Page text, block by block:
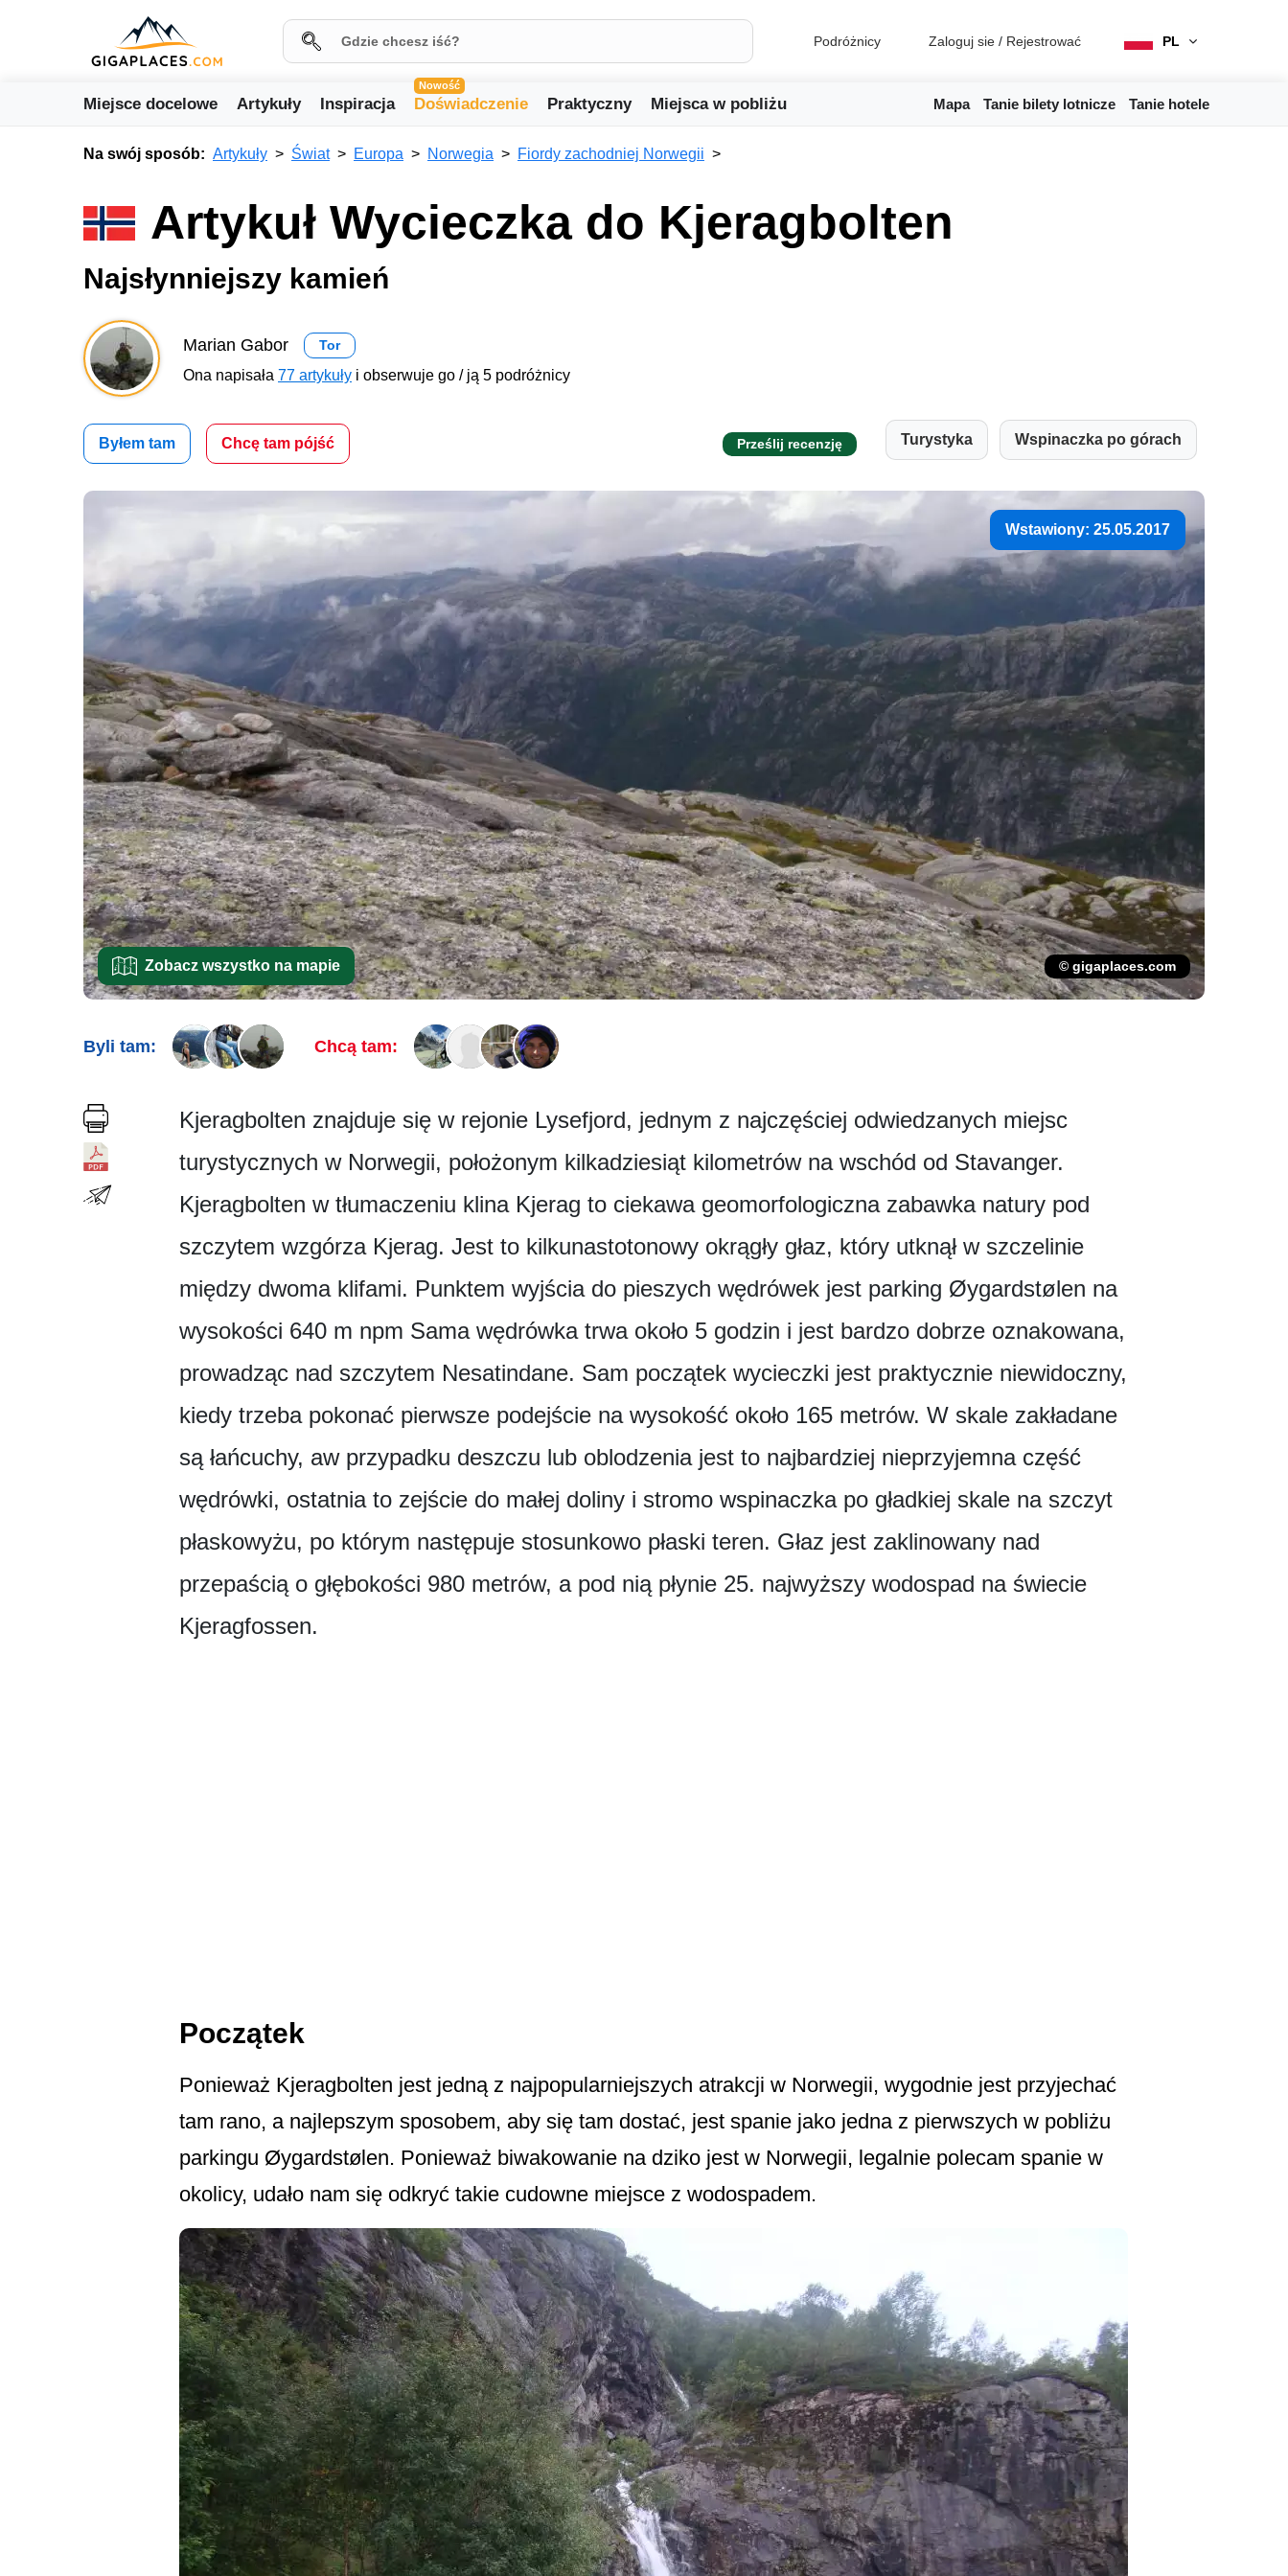
Podróżnicy Zaloguj sie / Rejestrować PL
Miejsce docelowe Artykuły Inspiracja
Nowość
Doświadczenie Praktyczny Miejsca w pobliżu Mapa Tanie bilety lotnicze Tanie hotele
Na swój sposób: Artykuły Świat Europa Norwegia Fiordy zachodniej Norwegii
Artykuł Wycieczka do Kjeragbolten
Najsłynniejszy kamień
Marian Gabor Tor
Ona napisała 77 artykuły i obserwuje go / ją 5 podróżnicy
Byłem tam Chcę tam pójść Prześlij recenzję Turystyka Wspinaczka po górach
Wstawiony: 25.05.2017
Zobacz wszystko na mapie © gigaplaces.com
Byli tam: Chcą tam:
Kjeragbolten znajduje się w rejonie Lysefjord, jednym z najczęściej odwiedzanych miejsc
turystycznych w Norwegii, położonym kilkadziesiąt kilometrów na wschód od Stavanger.
Kjeragbolten w tłumaczeniu klina Kjerag to ciekawa geomorfologiczna zabawka natury pod
szczytem wzgórza Kjerag. Jest to kilkunastotonowy okrągły głaz, który utknął w szczelinie
między dwoma klifami. Punktem wyjścia do pieszych wędrówek jest parking Øygardstølen na
wysokości 640 m npm Sama wędrówka trwa około 5 godzin i jest bardzo dobrze oznakowana,
prowadząc nad szczytem Nesatindane. Sam początek wycieczki jest praktycznie niewidoczny,
kiedy trzeba pokonać pierwsze podejście na wysokość około 165 metrów. W skale zakładane
są łańcuchy, aw przypadku deszczu lub oblodzenia jest to najbardziej nieprzyjemna część
wędrówki, ostatnia to zejście do małej doliny i stromo wspinaczka po gładkiej skale na szczyt
płaskowyżu, po którym następuje stosunkowo płaski teren. Głaz jest zaklinowany nad
przepaścią o głębokości 980 metrów, a pod nią płynie 25. najwyższy wodospad na świecie
Kjeragfossen.
Początek
Ponieważ Kjeragbolten jest jedną z najpopularni­ejszych atrakcji w Norwegii, wygodnie jest przyjechać
tam rano, a najlepszym sposobem, aby się tam dostać, jest spanie jako jedna z pierwszych w pobliżu
parkingu Øygardstølen. Ponieważ biwakowanie na dziko jest w Norwegii, legalnie polecam spanie w
okolicy, udało nam się odkryć takie cudowne miejsce z wodospadem.